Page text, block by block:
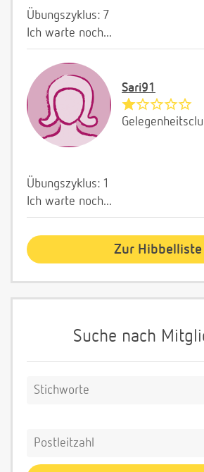
Übungszyklus: 7
Ich warte noch...
Sari91
Übungszyklus: 1
Ich warte noch...
Zur Hibbelliste
Suche nach